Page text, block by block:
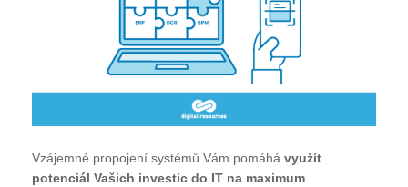
Vzájemné propojení systémů Vám pomáhá využít
potenciál Vašich investic do IT na maximum.